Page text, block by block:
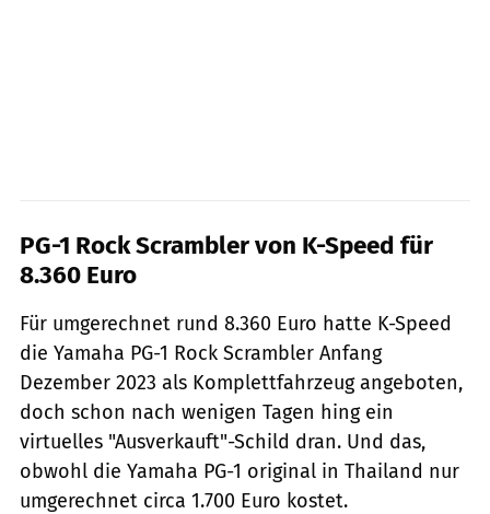
PG-1 Rock Scrambler von K-Speed für
8.360 Euro
Für umgerechnet rund 8.360 Euro hatte K-Speed
die Yamaha PG-1 Rock Scrambler Anfang
Dezember 2023 als Komplettfahrzeug angeboten,
doch schon nach wenigen Tagen hing ein
virtuelles "Ausverkauft"-Schild dran. Und das,
obwohl die Yamaha PG-1 original in Thailand nur
umgerechnet circa 1.700 Euro kostet.